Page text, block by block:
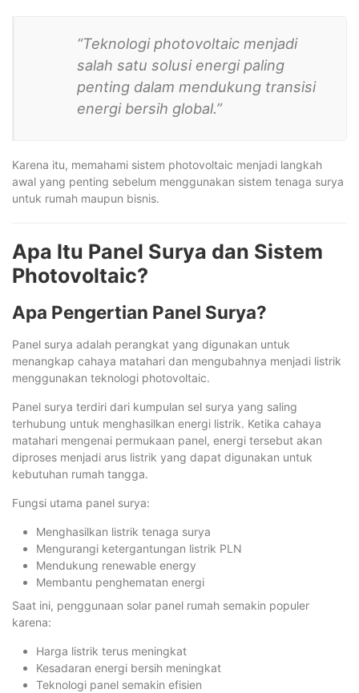
“Teknologi photovoltaic menjadi
salah satu solusi energi paling
penting dalam mendukung transisi
energi bersih global.”
Karena itu, memahami sistem photovoltaic menjadi langkah
awal yang penting sebelum menggunakan sistem tenaga surya
untuk rumah maupun bisnis.
Apa Itu Panel Surya dan Sistem
Photovoltaic?
Apa Pengertian Panel Surya?
Panel surya adalah perangkat yang digunakan untuk
menangkap cahaya matahari dan mengubahnya menjadi listrik
menggunakan teknologi photovoltaic.
Panel surya terdiri dari kumpulan sel surya yang saling
terhubung untuk menghasilkan energi listrik. Ketika cahaya
matahari mengenai permukaan panel, energi tersebut akan
diproses menjadi arus listrik yang dapat digunakan untuk
kebutuhan rumah tangga.
Fungsi utama panel surya:
Menghasilkan listrik tenaga surya
Mengurangi ketergantungan listrik PLN
Mendukung renewable energy
Membantu penghematan energi
Saat ini, penggunaan solar panel rumah semakin populer
karena:
Harga listrik terus meningkat
Kesadaran energi bersih meningkat
Teknologi panel semakin efisien